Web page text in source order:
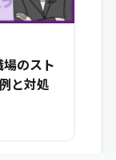
のスト
と対処